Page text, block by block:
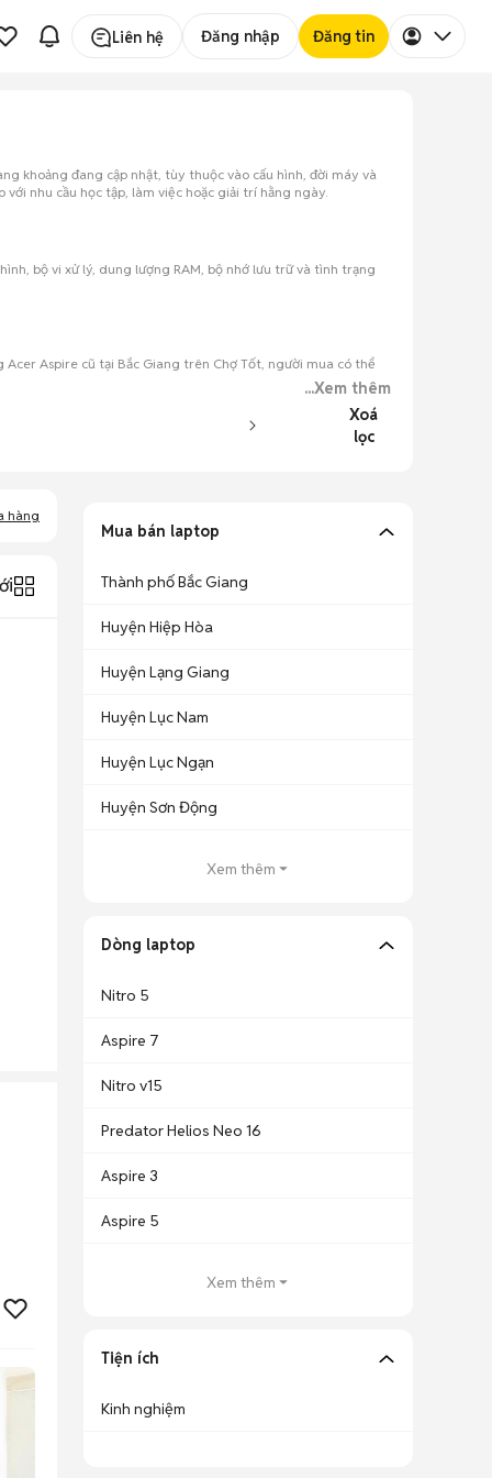
Liên hệ Đăng nhập Đăng tin
khoảng đang cập nhật, tùy thuộc vào cấu hình, đời máy và
nhu cầu học tập, làm việc hoặc giải trí hằng ngày.
bộ vi xử lý, dung lượng RAM, bộ nhớ lưu trữ và tình trạng
Aspire cũ tại Bắc Giang trên Chợ Tốt, người mua có thể
...Xem thêm
Xoá
lọc
hàng
Mua bán laptop
Thành phố Bắc Giang
Huyện Hiệp Hòa
Huyện Lạng Giang
Huyện Lục Nam
Huyện Lục Ngạn
Huyện Sơn Động
Xem thêm
Dòng laptop
Nitro 5
Aspire 7
Nitro v15
Predator Helios Neo 16
Aspire 3
Aspire 5
Xem thêm
Tiện ích
Kinh nghiệm